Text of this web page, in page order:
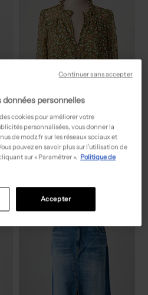
15,00€Prix boutique :
29,99€ -50%
ONLY
ACHAT EXPRESS
données personnelles
cookies pour améliorer votre
personnalisées, vous donner la
de modz.fr sur les réseaux sociaux et
pouvez en savoir plus sur l’utilisation de
sur « Paramétrer ». Politique de
Accepter
Continuer sans accepter